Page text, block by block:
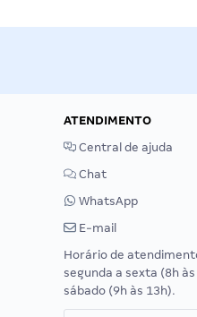
ATENDIMENTO
Central de ajuda
Chat
WhatsApp
E-mail
Horário de
segunda a sexta (8h
sábado (9h às 13h).